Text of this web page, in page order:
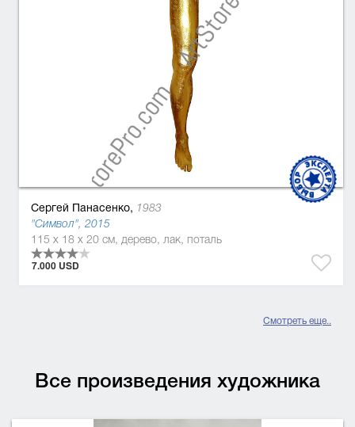
Сергей Панасенко, 1983
"Символ", 2015
115 x 18 x 20 см, дерево, лак, поталь
7.000 USD
Смотреть еще..
Все произведения художника